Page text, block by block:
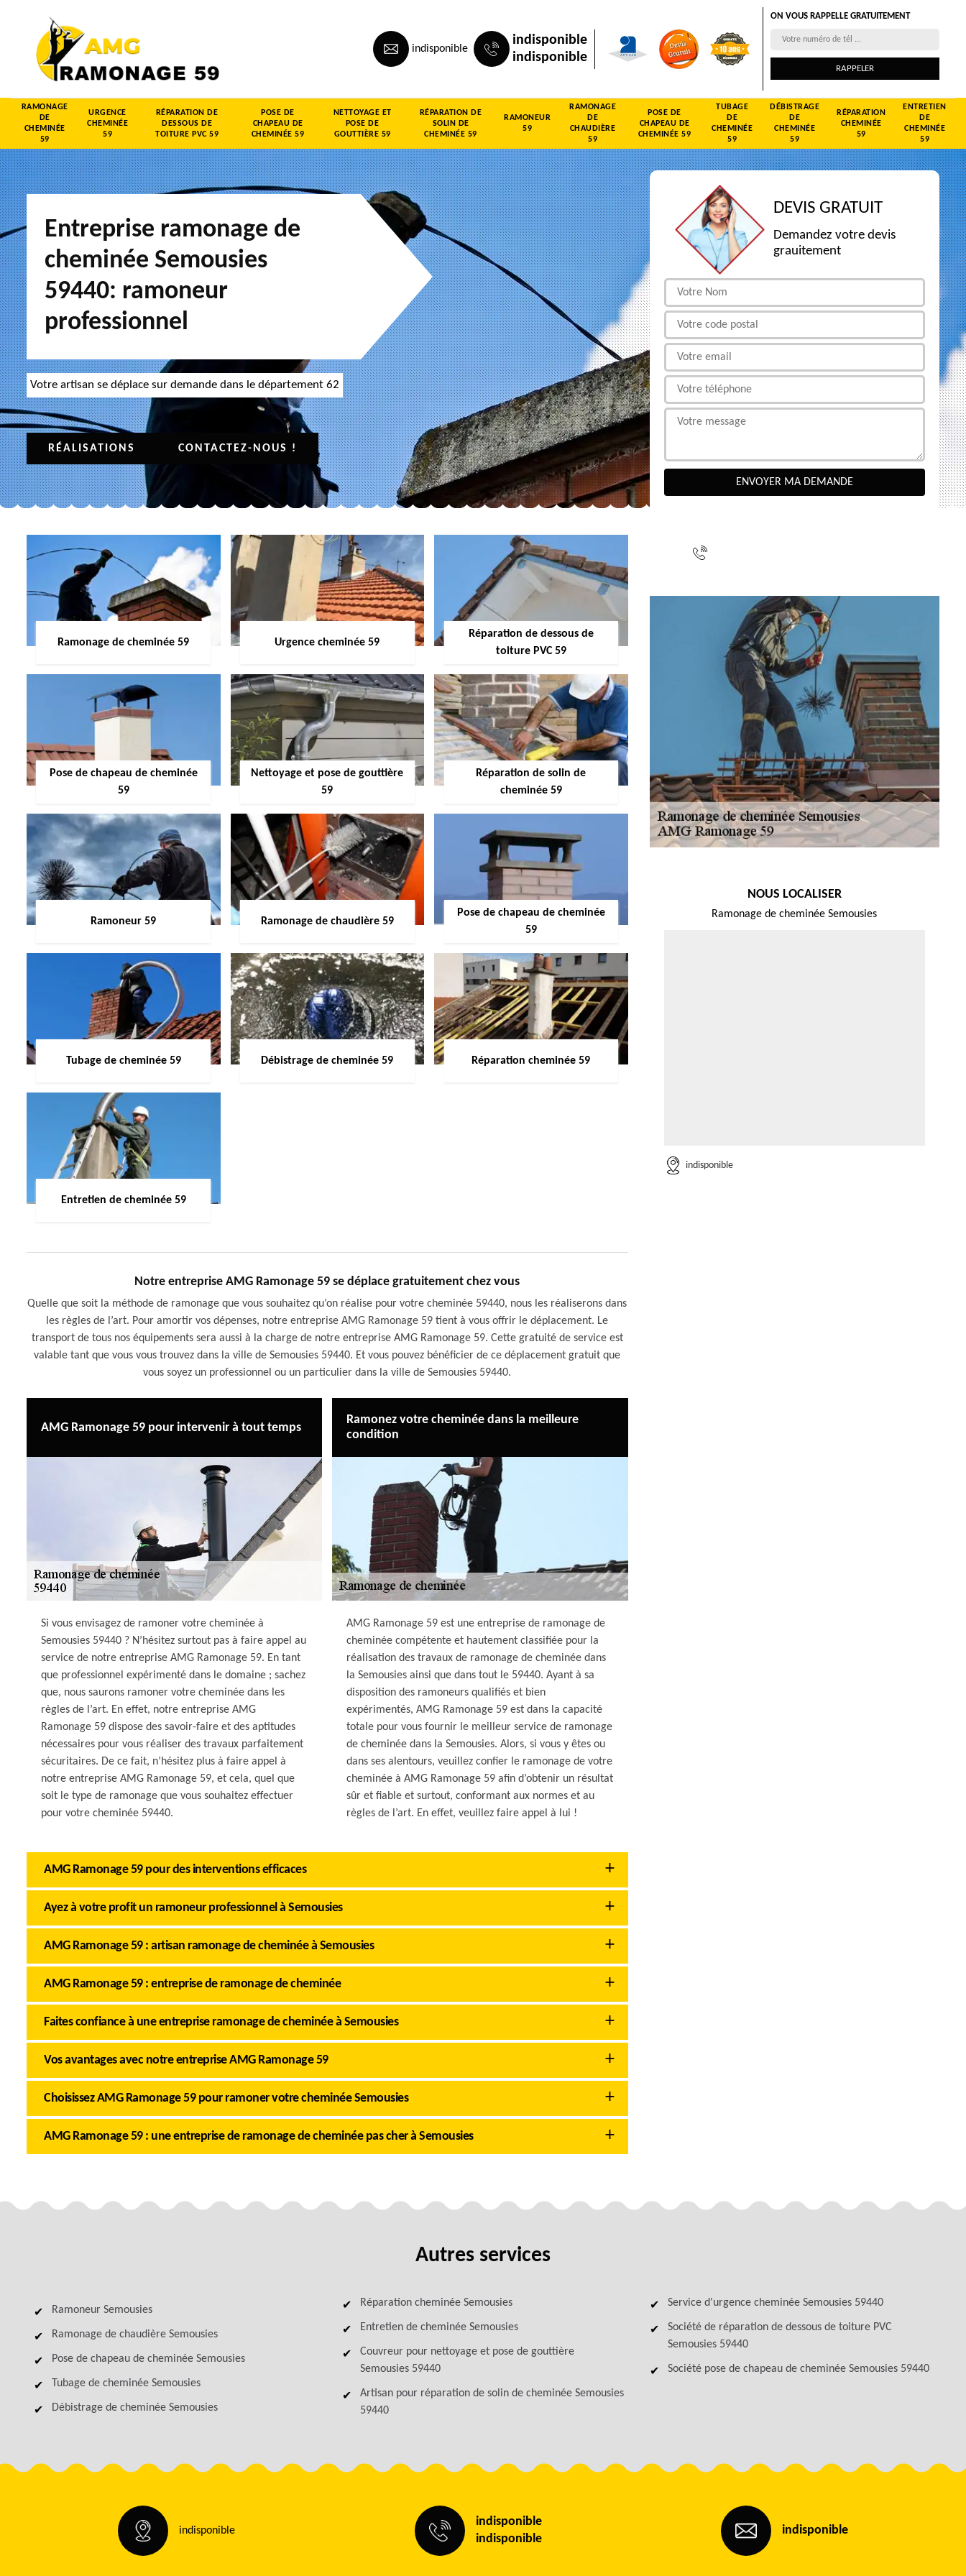
indisponible
indisponible
indisponible
ON VOUS RAPPELLE GRATUITEMENT
RAMONAGE
DE
CHEMINÉE
59
URGENCE
CHEMINÉE
59
RÉPARATION DE
DESSOUS DE
TOITURE PVC 59
POSE DE
CHAPEAU DE
CHEMINÉE 59
NETTOYAGE ET
POSE DE
GOUTTIÈRE 59
RÉPARATION DE
SOLIN DE
CHEMINÉE 59
RAMONEUR
59
RAMONAGE
DE
CHAUDIÈRE
59
POSE DE
CHAPEAU DE
CHEMINÉE 59
TUBAGE
DE
CHEMINÉE
59
DÉBISTRAGE
DE
CHEMINÉE
59
RÉPARATION
CHEMINÉE
59
ENTRETIEN
DE
CHEMINÉE
59
Entreprise ramonage de
cheminée Semousies
59440: ramoneur
professionnel
Votre artisan se déplace sur demande dans le département 62
RÉALISATIONS CONTACTEZ-NOUS !
Ramonage de cheminée 59 Urgence cheminée 59
Réparation de dessous de
toiture PVC 59
Pose de chapeau de cheminée
59
Nettoyage et pose de gouttière
59
Réparation de solin de
cheminée 59
Ramoneur 59 Ramonage de chaudière 59
Pose de chapeau de cheminée
59
Tubage de cheminée 59 Débistrage de cheminée 59 Réparation cheminée 59
Entretien de cheminée 59
Notre entreprise AMG Ramonage 59 se déplace gratuitement chez vous
Quelle que soit la méthode de ramonage que vous souhaitez qu’on réalise pour votre cheminée 59440, nous les réaliserons dans
les règles de l’art. Pour amortir vos dépenses, notre entreprise AMG Ramonage 59 tient à vous offrir le déplacement. Le
transport de tous nos équipements sera aussi à la charge de notre entreprise AMG Ramonage 59. Cette gratuité de service est
valable tant que vous vous trouvez dans la ville de Semousies 59440. Et vous pouvez bénéficier de ce déplacement gratuit que
vous soyez un professionnel ou un particulier dans la ville de Semousies 59440.
AMG Ramonage 59 pour intervenir à tout temps
Si vous envisagez de ramoner votre cheminée à
Semousies 59440 ? N’hésitez surtout pas à faire appel au
service de notre entreprise AMG Ramonage 59. En tant
que professionnel expérimenté dans le domaine ; sachez
que, nous saurons ramoner votre cheminée dans les
règles de l’art. En effet, notre entreprise AMG
Ramonage 59 dispose des savoir-faire et des aptitudes
nécessaires pour vous réaliser des travaux parfaitement
sécuritaires. De ce fait, n’hésitez plus à faire appel à
notre entreprise AMG Ramonage 59, et cela, quel que
soit le type de ramonage que vous souhaitez effectuer
pour votre cheminée 59440.
Ramonez votre cheminée dans la meilleure
condition
AMG Ramonage 59 est une entreprise de ramonage de
cheminée compétente et hautement classifiée pour la
réalisation des travaux de ramonage de cheminée dans
la Semousies ainsi que dans tout le 59440. Ayant à sa
disposition des ramoneurs qualifiés et bien
expérimentés, AMG Ramonage 59 est dans la capacité
totale pour vous fournir le meilleur service de ramonage
de cheminée dans la Semousies. Alors, si vous y êtes ou
dans ses alentours, veuillez confier le ramonage de votre
cheminée à AMG Ramonage 59 afin d’obtenir un résultat
sûr et fiable et surtout, conformant aux normes et au
règles de l’art. En effet, veuillez faire appel à lui !
AMG Ramonage 59 pour des interventions efficaces
Ayez à votre profit un ramoneur professionnel à Semousies
AMG Ramonage 59 : artisan ramonage de cheminée à Semousies
AMG Ramonage 59 : entreprise de ramonage de cheminée
Faites confiance à une entreprise ramonage de cheminée à Semousies
Vos avantages avec notre entreprise AMG Ramonage 59
Choisissez AMG Ramonage 59 pour ramoner votre cheminée Semousies
AMG Ramonage 59 : une entreprise de ramonage de cheminée pas cher à Semousies
DEVIS GRATUIT
Demandez votre devis
grauitement
NOUS LOCALISER
Ramonage de cheminée Semousies
indisponible
Autres services
Ramoneur Semousies
Ramonage de chaudière Semousies
Pose de chapeau de cheminée Semousies
Tubage de cheminée Semousies
Débistrage de cheminée Semousies
Réparation cheminée Semousies
Entretien de cheminée Semousies
Couvreur pour nettoyage et pose de gouttière
Semousies 59440
Artisan pour réparation de solin de cheminée Semousies
59440
Service d'urgence cheminée Semousies 59440
Société de réparation de dessous de toiture PVC
Semousies 59440
Société pose de chapeau de cheminée Semousies 59440
indisponible
indisponible
indisponible
indisponible